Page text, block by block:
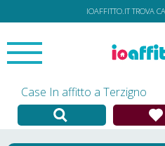
IOAFFITTO.IT TROVA
Case In affitto a Terzigno